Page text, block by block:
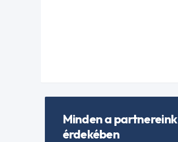
Minden a partnereink
érdekében